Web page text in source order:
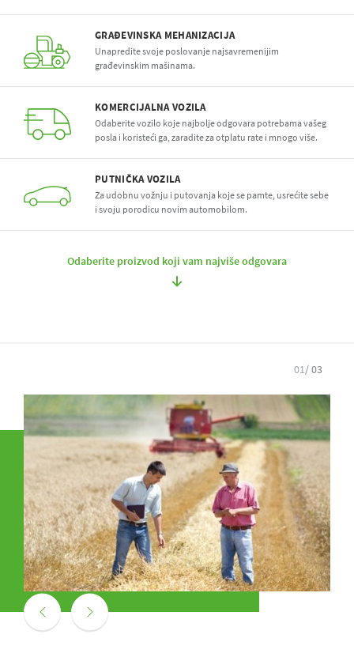
GRAĐEVINSKA MEHANIZACIJA
Unapredite svoje poslovanje najsavremenijim
građevinskim mašinama.
KOMERCIJALNA VOZILA
Odaberite vozilo koje najbolje odgovara potrebama vašeg
posla i koristeći ga, zaradite za otplatu rate i mnogo više.
PUTNIČKA VOZILA
Za udobnu vožnju i putovanja koje se pamte, usrećite sebe
i svoju porodicu novim automobilom.
Odaberite proizvod koji vam najviše odgovara
01/ 03